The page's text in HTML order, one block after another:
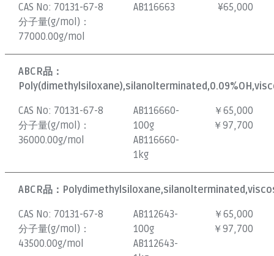
CAS No: 70131-67-8
分子量(g/mol)：
77000.00g/mol
AB116663 ¥65,000
ABCR品：
CAS No: 70131-67-8
分子量(g/mol)：
36000.00g/mol
AB116660-
100g
AB116660-
1kg
￥65,000
￥97,700
ABCR品：
CAS No: 70131-67-8
分子量(g/mol)：
43500.00g/mol
AB112643-
100g
AB112643-
￥65,000
￥97,700